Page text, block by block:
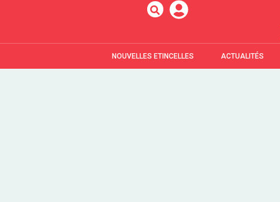
NOUVELLES ETINCELLES ACTUALITÉS